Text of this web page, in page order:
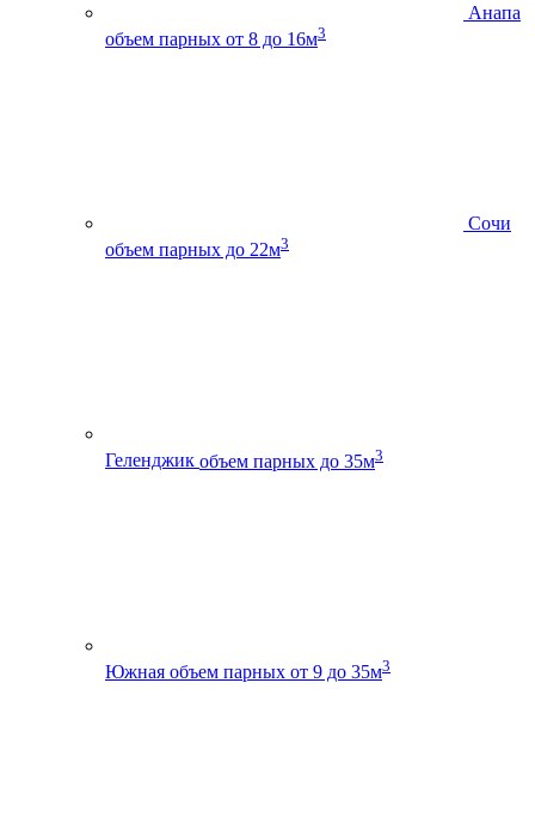
Анапа
объем парных от 8 до 16м3
Сочи
объем парных до 22м3
Геленджик объем парных до 35м3
Южная объем парных от 9 до 35м3